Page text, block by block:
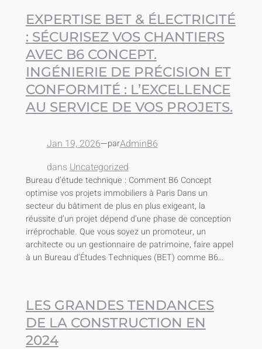
EXPERTISE BET & ÉLECTRICITÉ
: SÉCURISEZ VOS CHANTIERS
AVEC B6 CONCEPT.
INGÉNIERIE DE PRÉCISION ET
CONFORMITÉ : L’EXCELLENCE
AU SERVICE DE VOS PROJETS.
Jan 19, 2026—parAdminB6
dans Uncategorized
Bureau d’étude technique : Comment B6 Concept
optimise vos projets immobiliers à Paris Dans un
secteur du bâtiment de plus en plus exigeant, la
réussite d’un projet dépend d’une phase de conception
irréprochable. Que vous soyez un promoteur, un
architecte ou un gestionnaire de patrimoine, faire appel
à un Bureau d’Études Techniques (BET) comme B6…
LES GRANDES TENDANCES
DE LA CONSTRUCTION EN
2024